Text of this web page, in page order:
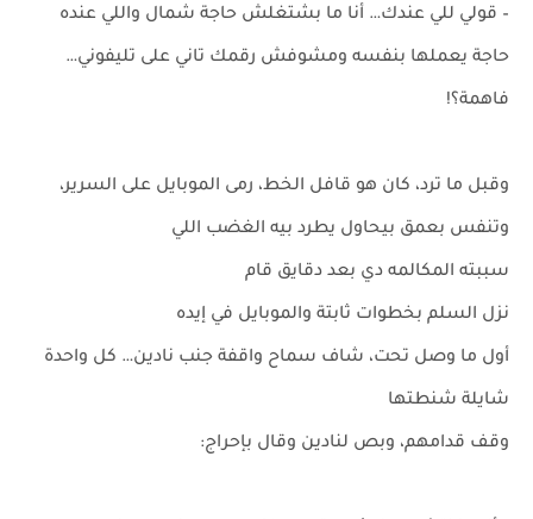
– قولي للي عندك… أنا ما بشتغلش حاجة شمال واللي عنده
حاجة يعملها بنفسه ومشوفش رقمك تاني على تليفوني…
فاهمة؟!
وقبل ما ترد، كان هو قافل الخط، رمى الموبايل على السرير،
وتنفس بعمق بيحاول يطرد بيه الغضب اللي
سببته المكالمه دي بعد دقايق قام
نزل السلم بخطوات ثابتة والموبايل في إيده
أول ما وصل تحت، شاف سماح واقفة جنب نادين… كل واحدة
شايلة شنطتها
وقف قدامهم، وبص لنادين وقال بإحراج: